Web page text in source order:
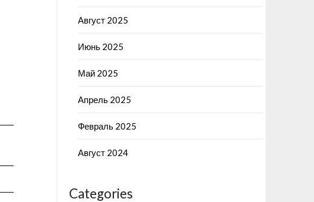
Август 2025
Июнь 2025
Май 2025
Апрель 2025
Февраль 2025
Август 2024
Categories